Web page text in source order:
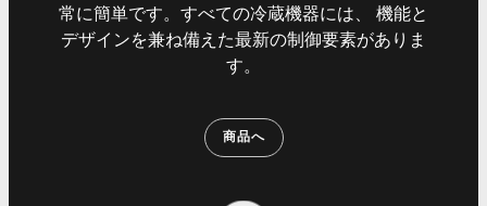
常に簡単です。すべての冷蔵機器には、 機能と
デザインを兼ね備えた最新の制御要素がありま
す。
商品へ